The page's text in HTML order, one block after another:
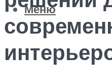
Меню